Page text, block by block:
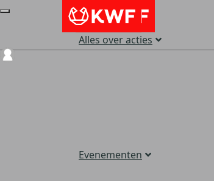
Alles over acties
Evenementen